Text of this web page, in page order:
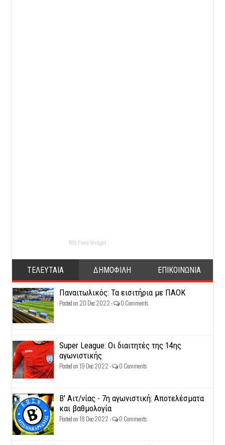
RSS Feed Widget
ΤΕΛΕΥΤΑΙΑ ΔΗΜΟΦΙΛΗ ΕΠΙΚΟΙΝΩΝΙΑ
Παναιτωλικός: Τα εισιτήρια με ΠΑΟΚ
Posted on 20 Dec 2022 - 0 Comments
Super League: Οι διαιτητές της 14ης
αγωνιστικής
Posted on 19 Dec 2022 - 0 Comments
Β' Αιτ/νίας - 7η αγωνιστική: Αποτελέσματα
και βαθμολογία
Posted on 18 Dec 2022 - 0 Comments